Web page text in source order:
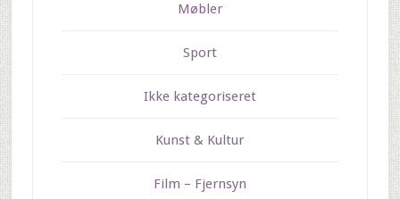
Møbler
Sport
Ikke kategoriseret
Kunst & Kultur
Film – Fjernsyn